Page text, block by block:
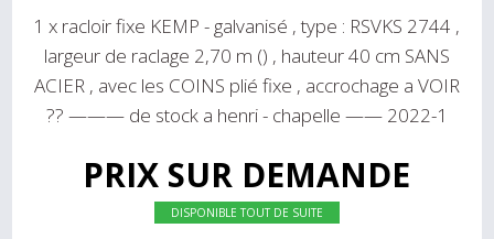
1 x racloir fixe KEMP - galvanisé , type : RSVKS 2744 ,
largeur de raclage 2,70 m () , hauteur 40 cm SANS
ACIER , avec les COINS plié fixe , accrochage a VOIR
?? ——— de stock a henri - chapelle —— 2022-1
PRIX SUR DEMANDE
DISPONIBLE TOUT DE SUITE